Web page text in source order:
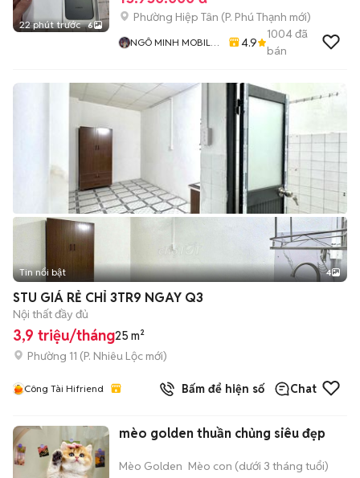
22 phút trước 6
Phường Hiệp Tân (P. Phú Thạnh mới)
NGÔ MINH MOBILE
4.9
1004đã
bán
Tin nổi bật 4
STU GIÁ RẺ CHỈ 3TR9 NGAY Q3
Nội thất đầy đủ
3,9 triệu/tháng25 m²
Phường 11 (P. Nhiêu Lộc mới)
Công Tài Hifriend Bấm để hiện số Chat
mèo golden thuần chủng siêu đẹp
Mèo Golden Mèo con (dưới 3 tháng tuổi)